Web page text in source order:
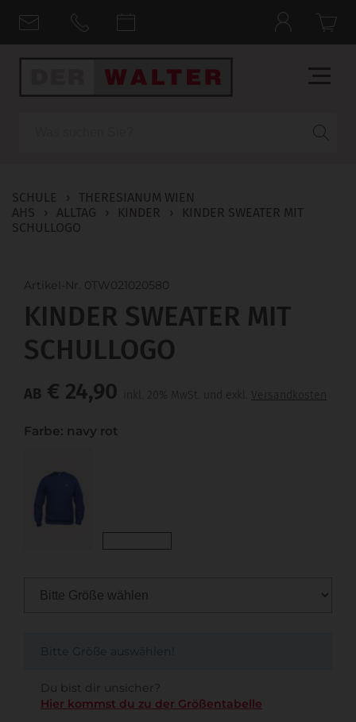
SCHULE ›
THERESIANUM WIEN
AHS
› ALLTAG › KINDER ›
KINDER SWEATER MIT
SCHULLOGO
Artikel-Nr. 0TW021020580
KINDER SWEATER MIT
SCHULLOGO
AB € 24,90 inkl. 20% MwSt. und exkl. Versandkosten
Farbe: navy rot
Bitte Größe auswählen!
Du bist dir unsicher?
Hier kommst du zu der Größentabelle